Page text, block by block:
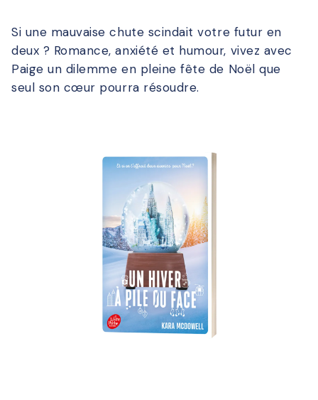
Si une mauvaise chute scindait votre futur en
deux ? Romance, anxiété et humour, vivez avec
Paige un dilemme en pleine fête de Noël que
seul son cœur pourra résoudre.